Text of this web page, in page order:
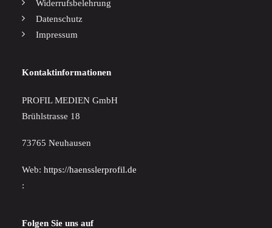
Widerrufsbelehrung
Datenschutz
Impressum
Kontaktinformationen
PROFIL MEDIEN GmbH
Brühlstrasse 18
73765 Neuhausen
Web: https://haensslerprofil.de
:
Folgen Sie uns auf